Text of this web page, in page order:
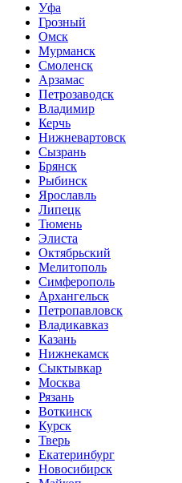
Уфа
Грозный
Омск
Мурманск
Смоленск
Арзамас
Петрозаводск
Владимир
Керчь
Нижневартовск
Сызрань
Брянск
Рыбинск
Ярославль
Липецк
Тюмень
Элиста
Октябрьский
Мелитополь
Симферополь
Архангельск
Петропавловск
Владикавказ
Казань
Нижнекамск
Сыктывкар
Москва
Рязань
Воткинск
Курск
Тверь
Екатеринбург
Новосибирск